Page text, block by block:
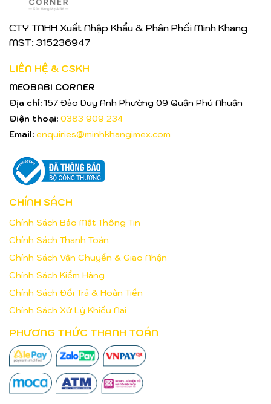
CTY TNHH Xuất Nhập Khẩu & Phân Phối Minh Khang
MST: 315236947
LIÊN HỆ & CSKH
MEOBABI CORNER
Địa chỉ: 157 Đào Duy Anh Phường 09 Quận Phú Nhuận
Điện thoại: 0383 909 234
Email: enquiries@minhkhangimex.com
CHÍNH SÁCH
Chính Sách Bảo Mật Thông Tin
Chính Sách Thanh Toán
Chính Sách Vận Chuyển & Giao Nhận
Chính Sách Kiểm Hàng
Chính Sách Đổi Trả & Hoàn Tiền
Chính Sách Xử Lý Khiếu Nại
PHƯƠNG THỨC THANH TOÁN